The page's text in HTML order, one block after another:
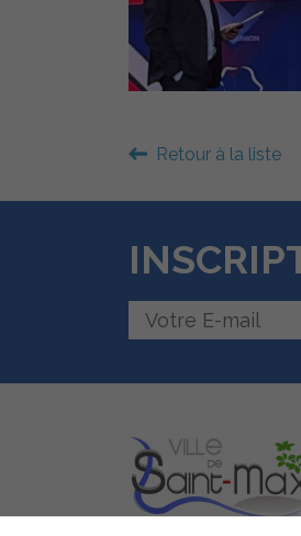
Retour à la liste